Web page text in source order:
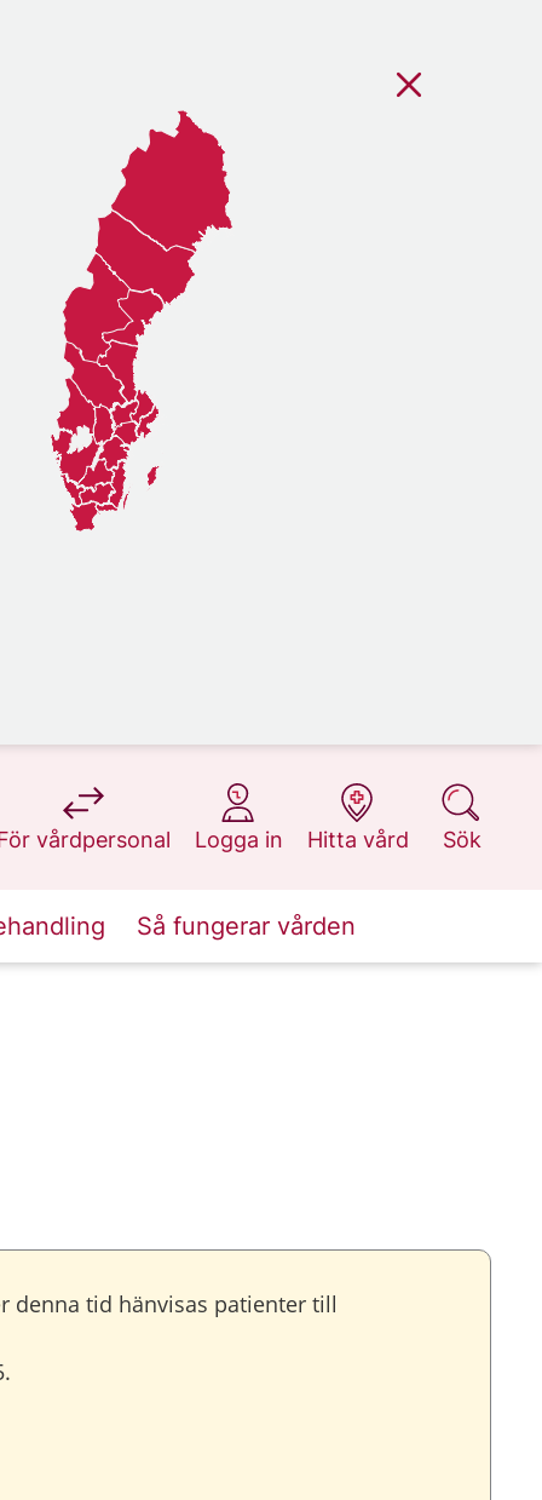
vårdpersonal
på 1177.se
Logga in
på 1177.se
Hitta vård
på 1177.se
Sök
på 1177.se
Så fungerar vården
denna tid hänvisas patienter till